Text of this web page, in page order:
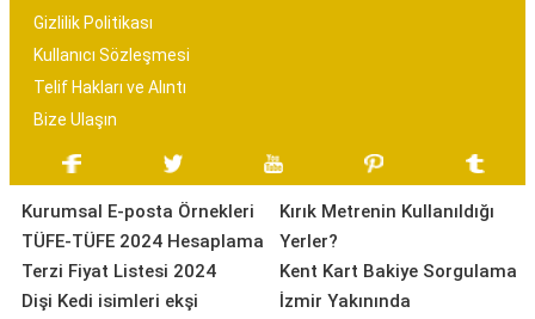
Gizlilik Politikası
Kullanıcı Sözleşmesi
Telif Hakları ve Alıntı
Bize Ulaşın
Kurumsal E-posta Örnekleri
TÜFE-TÜFE 2024 Hesaplama
Terzi Fiyat Listesi 2024
Dişi Kedi isimleri ekşi
Kırık Metrenin Kullanıldığı
Yerler?
Kent Kart Bakiye Sorgulama
İzmir Yakınında